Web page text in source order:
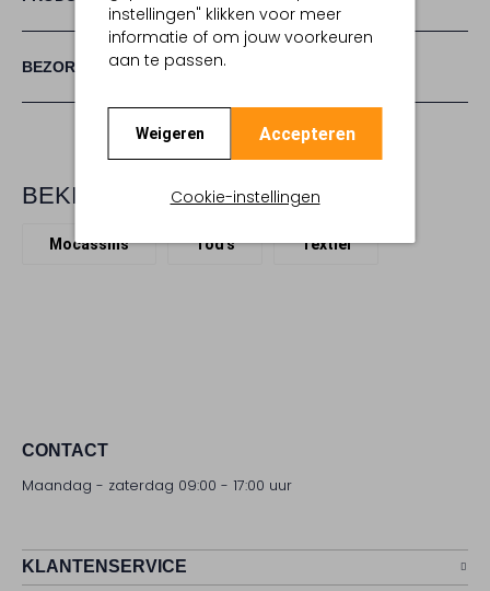
instellingen" klikken voor meer
informatie of om jouw voorkeuren
aan te passen.
Weigeren Accepteren
Cookie-instellingen
BEZORGEN & RETOURNEREN
BEKIJK MEER
Mocassins Tod's Textiel
CONTACT
Maandag - zaterdag 09:00 - 17:00 uur
KLANTENSERVICE